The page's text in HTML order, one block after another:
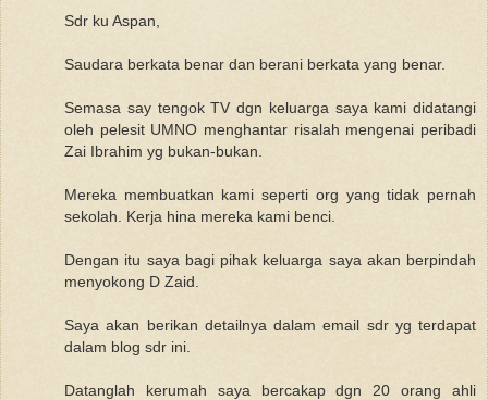
Sdr ku Aspan,
Saudara berkata benar dan berani berkata yang benar.
Semasa say tengok TV dgn keluarga saya kami didatangi
oleh pelesit UMNO menghantar risalah mengenai peribadi
Zai Ibrahim yg bukan-bukan.
Mereka membuatkan kami seperti org yang tidak pernah
sekolah. Kerja hina mereka kami benci.
Dengan itu saya bagi pihak keluarga saya akan berpindah
menyokong D Zaid.
Saya akan berikan detailnya dalam email sdr yg terdapat
dalam blog sdr ini.
Datanglah kerumah saya bercakap dgn 20 orang ahli